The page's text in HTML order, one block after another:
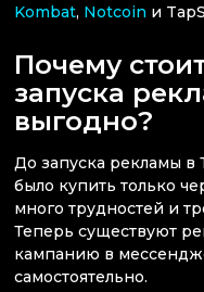
Kombat, Notcoin и
Почему
запуска
выгодно?
До запуска рекламы
было купить только
много трудностей и
Теперь существуют
кампанию в
самостоятельно.